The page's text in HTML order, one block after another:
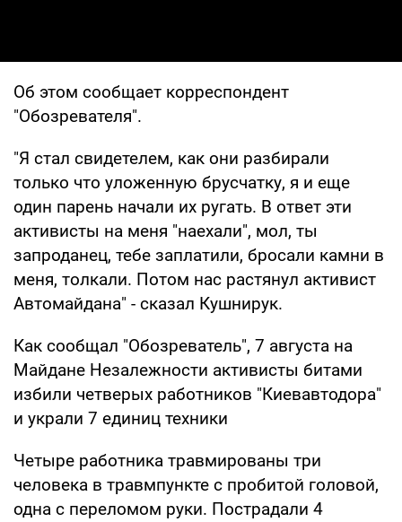
Об этом сообщает корреспондент
"Обозревателя".
"Я стал свидетелем, как они разбирали
только что уложенную брусчатку, я и еще
один парень начали их ругать. В ответ эти
активисты на меня "наехали", мол, ты
запроданец, тебе заплатили, бросали камни в
меня, толкали. Потом нас растянул активист
Автомайдана" - сказал Кушнирук.
Как сообщал "Обозреватель", 7 августа на
Майдане Незалежности активисты битами
избили четверых работников "Киевавтодора"
и украли 7 единиц техники
Четыре работника травмированы три
человека в травмпункте с пробитой головой,
одна с переломом руки. Пострадали 4